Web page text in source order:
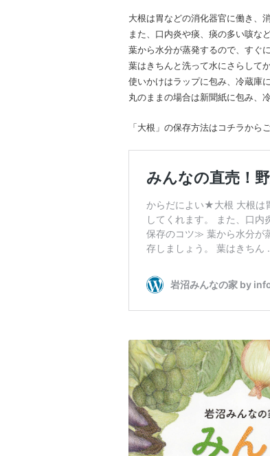
大根は胃などの消化器官に働き、
また、口内炎や痰、痰の多い咳な
葉から水分が蒸発するので、すぐ
葉はきちんと洗って水にさらしてか
使いかけはラップに包み、冷蔵庫
丸のままの場合は新聞紙に包み、
「大根」の保存方法はコチラから